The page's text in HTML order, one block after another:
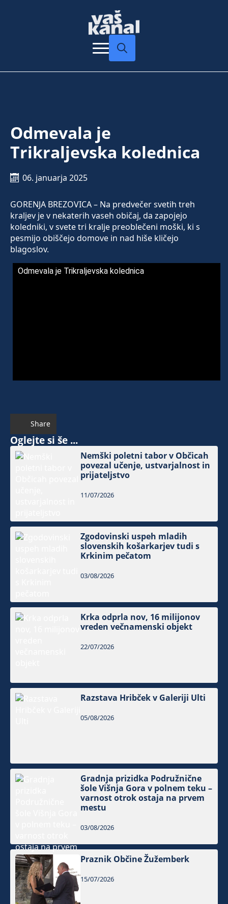
Odmevala je
Trikraljevska kolednica
06. januarja 2025
GORENJA BREZOVICA – Na predvečer svetih treh
kraljev je v nekaterih vaseh običaj, da zapojejo
koledniki, v svete tri kralje preoblečeni moški, ki s
pesmijo obiščejo domove in nad hiše kličejo
blagoslov.
Odmevala je Trikraljevska kolednica
Share
Oglejte si še ...
Nemški poletni tabor v Občicah
povezal učenje, ustvarjalnost in
prijateljstvo
11/07/2026
Zgodovinski uspeh mladih
slovenskih košarkarjev tudi s
Krkinim pečatom
03/08/2026
Krka odprla nov, 16 milijonov
vreden večnamenski objekt
22/07/2026
Razstava Hribček v Galeriji Ulti
05/08/2026
Gradnja prizidka Podružnične
šole Višnja Gora v polnem teku –
varnost otrok ostaja na prvem
mestu
03/08/2026
Praznik Občine Žužemberk
15/07/2026